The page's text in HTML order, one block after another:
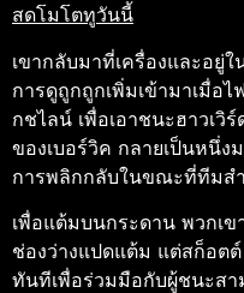
สดโมโตทูวันนี้
เขากลับมาที่เครื่องและอยู่
การดูถูกถูกเพิ่มเข้ามาเมื่อ
กชไลน์ เพื่อเอาชนะฮาวเ
ของเบอร์วิค กลายเป็นหนึ่ง
การพลิกกลับในขณะที่ทีมส
เพื่อแต้มบนกระดาน พวกเข
ช่องว่างแปดแต้ม แต่สก็อต
ทันทีเพื่อร่วมมือกับผู้ชนะสา